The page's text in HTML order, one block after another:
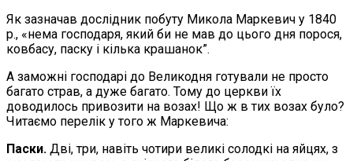
Як зазначав дослідник побуту Микола Маркевич у 1840
р., «нема господаря, який би не мав до цього дня порося,
ковбасу, паску і кілька крашанок”.
А заможні господарі до Великодня готували не просто
багато страв, а дуже багато. Тому до церкви їх
доводилось привозити на возах! Що ж в тих возах було?
Читаємо перелік у того ж Маркевича:
Паски. Дві, три, навіть чотири великі солодкі на яйцях, з